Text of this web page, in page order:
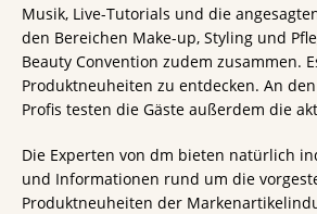
Musik, Live-Tutorials und die
den Bereichen Make-up, Styling und
Beauty Convention zudem zusammen.
Produktneuheiten zu entdecken. An
Profis testen die Gäste außerdem die
Die Experten von dm bieten natürlich
und Informationen rund um die
Produktneuheiten der